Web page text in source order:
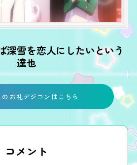
深雪を恋人にしたいという
達也
お礼デジコンはこちら
コメント